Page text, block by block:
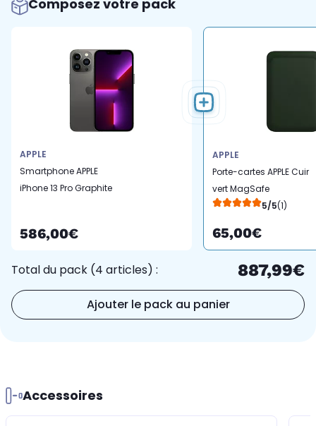
Composez votre pack
APPLE
Smartphone APPLE
iPhone 13 Pro Graphite
586,00€
APPLE
Porte-cartes APPLE Cuir
vert MagSafe
5/5(1)
65,00€
Total du pack (4 articles) : 887,99€
Ajouter le pack au panier
Accessoires